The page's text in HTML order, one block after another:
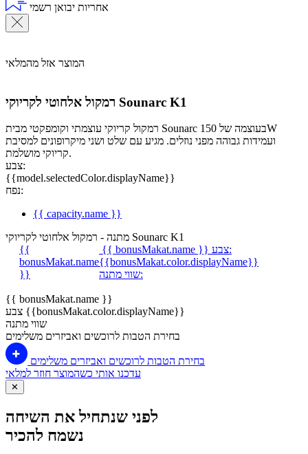
אחריות יבואן רשמי
המוצר אזל מהמלאי
רמקול אלחוטי לקריוקי Sounarc K1
רמקול קריוקי עוצמתי וקומפקטי מבית Sounarc בעוצמה של 150W
ועמידות גבוהה מפני נוזלים. מגיע עם שלט ושני מיקרופונים למסיבת
קריוקי מושלמת.
צבע:
{{model.selectedColor.displayName}}
נפח:
{{ capacity.name }}
מתנה - רמקול אלחוטי לקריוקי Sounarc K1
{{
bonusMakat.name
}}
{{ bonusMakat.name }}
צבע:
{{bonusMakat.color.displayName}}
שווי מתנה:
{{ bonusMakat.name }}
צבע {{bonusMakat.color.displayName}}
שווי מתנה
בחירת הטבות לרוכשים ואביזרים משלימים
בחירת הטבות לרוכשים ואביזרים משלימים
עדכנו אותי כשהמוצר חוזר למלאי
✕
לפני שנתחיל את השיחה
נשמח להכיר